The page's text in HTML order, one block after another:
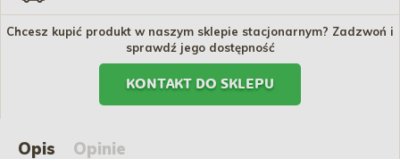
Chcesz kupić produkt w naszym sklepie stacjonarnym? Zadzwoń i
sprawdź jego dostępność
KONTAKT DO SKLEPU
Opis Opinie